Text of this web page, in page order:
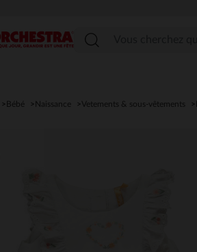
Bébé Naissance Vetements & sous-vêtements